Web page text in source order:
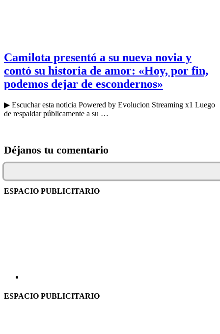
Camilota presentó a su nueva novia y
contó su historia de amor: «Hoy, por fin,
podemos dejar de escondernos»
▶ Escuchar esta noticia Powered by Evolucion Streaming x1 Luego
de respaldar públicamente a su …
Déjanos tu comentario
ESPACIO PUBLICITARIO
ESPACIO PUBLICITARIO